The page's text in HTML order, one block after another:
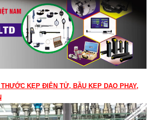
KẸP ĐIỆN TỬ, BẦU KẸP DAO PHAY,